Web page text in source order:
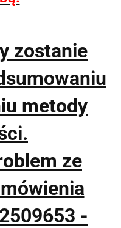
zostanie
metody
ze
-